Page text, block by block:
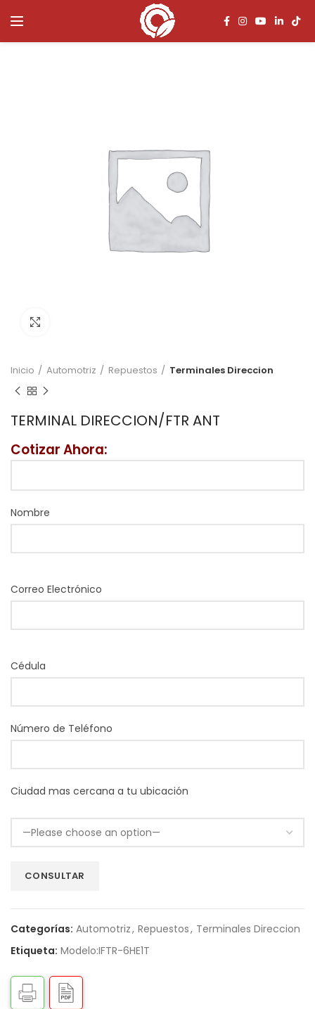
Inicio Automotriz Repuestos Terminales Direccion
TERMINAL DIRECCION/FTR ANT
Cotizar Ahora:
Nombre
Correo Electrónico
Cédula
Número de Teléfono
Ciudad mas cercana a tu ubicación
Categorías: Automotriz, Repuestos, Terminales Direccion
Etiqueta: Modelo:IFTR-6HE1T